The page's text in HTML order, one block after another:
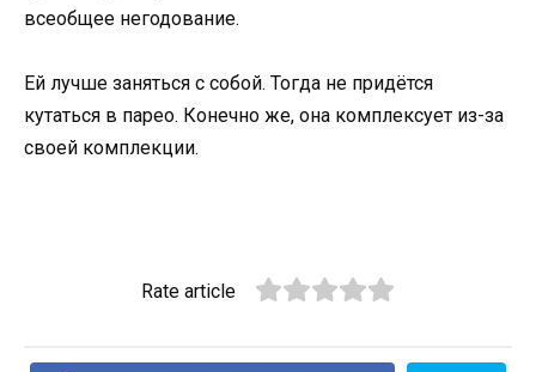
всеобщее негодование.
Ей лучше заняться с собой. Тогда не придётся
кутаться в парео. Конечно же, она комплексует из-за
своей комплекции.
Rate article